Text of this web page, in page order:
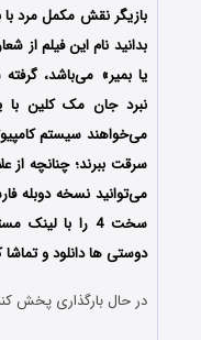
بازیگر نقش مکمل مرد
بدانید نام این فیلم از
نبرد جان مک کلین
می‌خواهند سیستم
سرقت ببرند؛ چنانچه از
می‌توانید نسخه دوبله
سخت 4 را با
دوستی ها دانلود و تماشا
در حال بارگذاری پخش